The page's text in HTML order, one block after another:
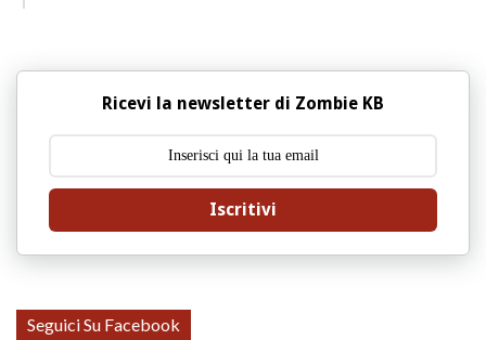
Ricevi la newsletter di Zombie KB
Iscritivi
Seguici Su Facebook